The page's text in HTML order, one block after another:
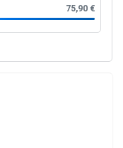
75,90 €